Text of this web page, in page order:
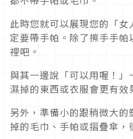
此時您就可以展現您的「
定要帶手帕。除了擦手手
裡吧。
與其一邊說「可以用喔！
濕掉的東西或衣服會更有效
另外，準備小的跟稍微大
掉的毛巾、手帕或摺疊傘，